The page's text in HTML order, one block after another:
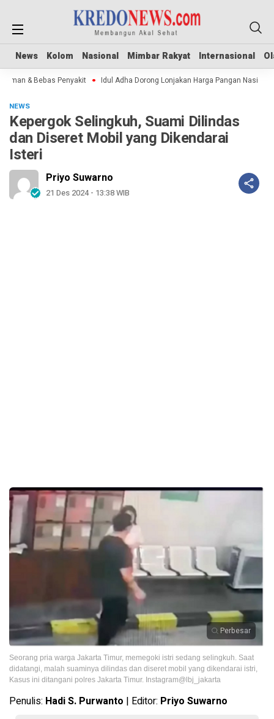
News Kolom Nasional Mimbar Rakyat Internasional
News Kolom Nasional Mimbar Rakyat Internasional
& Bebas Penyakit Idul Adha Dorong Lonjakan Harga Pangan Nasional
NEWS
Kepergok Selingkuh, Suami Dilindas
dan Diseret Mobil yang Dikendarai
Isteri
Priyo Suwarno
21 Des 2024 - 13:38 WIB
Perbesar
Seorang pria warga Jakarta Timur, memegoki istri sedang selingkuh. Saat
didatangi, malah suaminya dilindas dan diseret mobil yang dikendarai istri,
Kasus ini ditangani polres Jakarta Timur. Instagram@lbj_jakarta
Penulis: Hadi S. Purwanto | Editor: Priyo Suwarno